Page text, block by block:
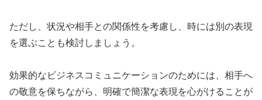
ただし、状況や相手との関係性を考慮し、時には別の表現
を選ぶことも検討しましょう。
効果的なビジネスコミュニケーションのためには、相手へ
の敬意を保ちながら、明確で簡潔な表現を心がけることが